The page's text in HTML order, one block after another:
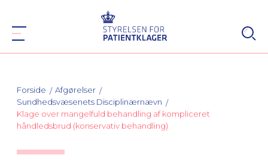
Forside
Afgørelser
Sundhedsvæsenets Disciplinærnævn
Klage over mangelfuld behandling af kompliceret
håndledsbrud (konservativ behandling)